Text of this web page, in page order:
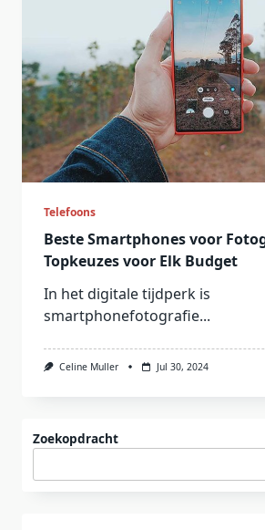
Telefoons
Beste Smartphones voor
Topkeuzes voor Elk Budget
In het digitale tijdperk is
smartphonefotografie...
Celine Muller Jul 30, 2024
Zoekopdracht